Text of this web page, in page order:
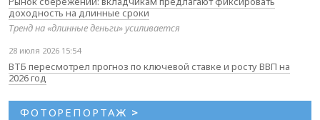
доходность на длинные сроки
Тренд на «длинные деньги» усиливается
28 июля 2026 15:54
ВТБ пересмотрел прогноз по ключевой ставке и росту ВВП на
2026 год
ФОТОРЕПОРТАЖ >